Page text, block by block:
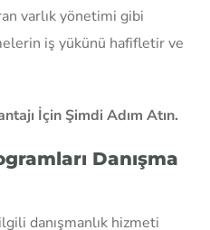
varlık yönetimi gibi
iş yükünü hafifletir ve
İçin Şimdi Adım Atın.
Danışma
danışmanlık hizmeti